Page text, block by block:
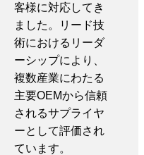
客様に対応してき
ました。リード技
術におけるリーダ
ーシップにより、
複数産業にわたる
主要OEMから信頼
されるサプライヤ
ーとして評価され
ています。